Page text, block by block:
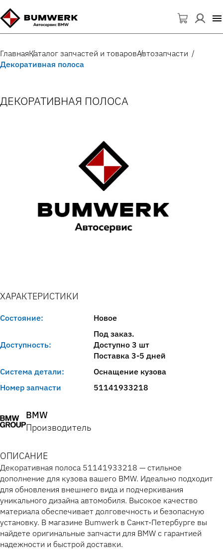
ГлавнаяКаталог запчастей и товаровАвтозапчасти
Декоративная полоса
ДЕКОРАТИВНАЯ ПОЛОСА
ХАРАКТЕРИСТИКИ
Состояние: Новое
Доступность:
Под заказ.
Доступно 3 шт
Поставка 3-5 дней
Система детали:
Оснащение кузова
Номер запчасти
51141933218
BMW
Производитель
ОПИСАНИЕ
Декоративная полоса 51141933218 — стильное
дополнение для кузова вашего BMW. Идеально подходит
для обновления внешнего вида и подчеркивания
уникального дизайна автомобиля. Высокое качество
материала обеспечивает долговечность и безопасную
установку. В магазине Bumwerk в Санкт-Петербурге вы
найдете оригинальные запчасти для BMW с гарантией
надежности и быстрой доставки.